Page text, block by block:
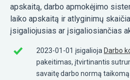
apskaitą, darbo apmokėjimo
laiko apskaitą ir atlyginimų
įsigaliojusias ar įsigaliosiančias
2023-01-01 įsigalioja Darbo
pakeitimas, įtvirtinantis
savaitę darbo normą